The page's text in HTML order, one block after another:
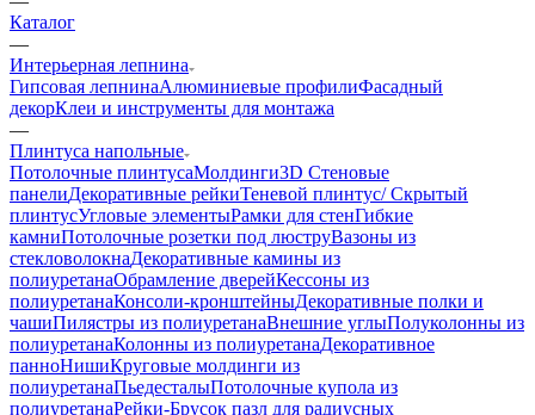
Каталог
—
Интерьерная лепнина
Гипсовая лепнинаАлюминиевые профилиФасадный
декорКлеи и инструменты для монтажа
—
Плинтуса напольные
Потолочные плинтусаМолдинги3D Стеновые
панелиДекоративные рейкиТеневой плинтус/ Скрытый
плинтусУгловые элементыРамки для стенГибкие
камниПотолочные розетки под люструВазоны из
стекловолокнаДекоративные камины из
полиуретанаОбрамление дверейКессоны из
полиуретанаКонсоли-кронштейныДекоративные полки и
чашиПилястры из полиуретанаВнешние углыПолуколонны из
полиуретанаКолонны из полиуретанаДекоративное
панноНишиКруговые молдинги из
полиуретанаПьедесталыПотолочные купола из
полиуретанаРейки-Брусок пазл для радиусных